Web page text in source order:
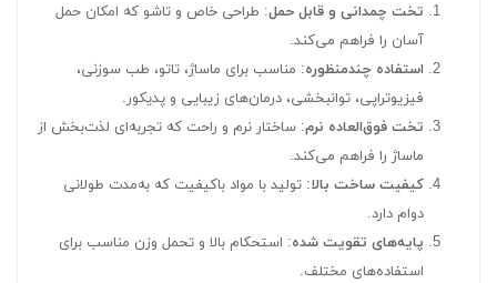
تخت چمدانی و قابل حمل: طراحی خاص و تاشو که امکان حمل
آسان را فراهم می‌کند.
استفاده چندمنظوره: مناسب برای ماساژ، تاتو، طب سوزنی،
فیزیوتراپی، توانبخشی، درمان‌های زیبایی و پدیکور.
تخت فوق‌العاده نرم: ساختار نرم و راحت که تجربه‌ای لذت‌بخش از
ماساژ را فراهم می‌کند.
کیفیت ساخت بالا: تولید با مواد باکیفیت که به‌مدت طولانی
دوام دارد.
پایه‌های تقویت شده: استحکام بالا و تحمل وزن مناسب برای
استفاده‌های مختلف.